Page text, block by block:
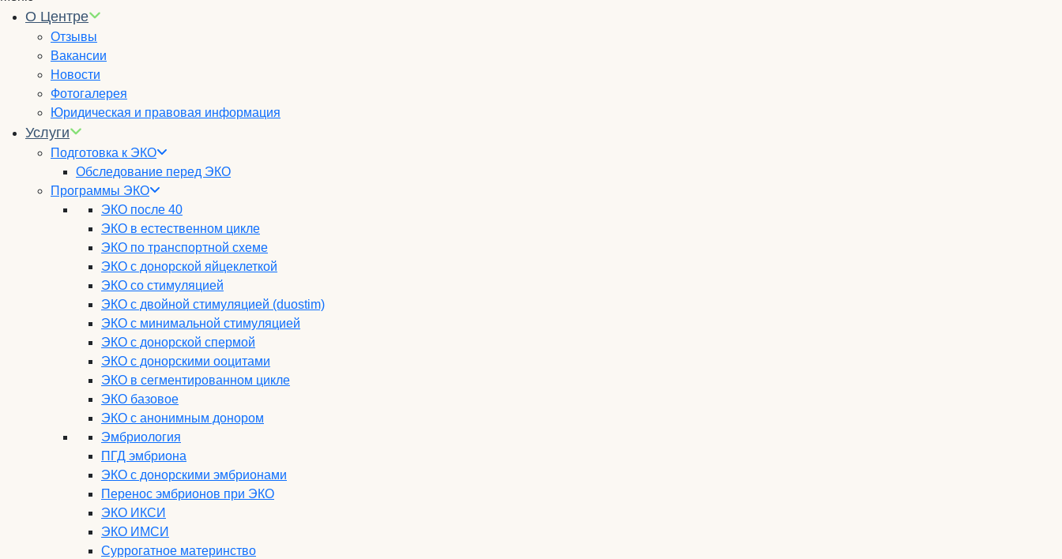
О Центре
Отзывы
Вакансии
Новости
Фотогалерея
Юридическая и правовая информация
Услуги
Подготовка к ЭКО
Обследование перед ЭКО
Программы ЭКО
ЭКО после 40
ЭКО в естественном цикле
ЭКО по транспортной схеме
ЭКО с донорской яйцеклеткой
ЭКО со стимуляцией
ЭКО с двойной стимуляцией (duostim)
ЭКО с минимальной стимуляцией
ЭКО с донорской спермой
ЭКО с донорскими ооцитами
ЭКО в сегментированном цикле
ЭКО базовое
ЭКО с анонимным донором
Эмбриология
ПГД эмбриона
ЭКО с донорскими эмбрионами
Перенос эмбрионов при ЭКО
ЭКО ИКСИ
ЭКО ИМСИ
Суррогатное материнство